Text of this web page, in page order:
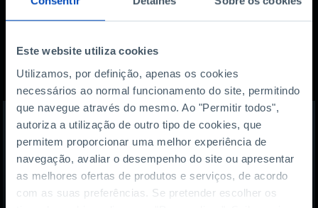
Este website utiliza cookies
Utilizamos, por definição, apenas os cookies
necessários ao normal funcionamento do site, permitindo
que navegue através do mesmo. Ao "Permitir todos",
autoriza a utilização de outro tipo de cookies, que
permitem proporcionar uma melhor experiência de
navegação, avaliar o desempenho do site ou apresentar
as melhores ofertas de produtos e serviços, de acordo
com as suas preferências. Se pretender escolher os
Também lhe pode
interessar